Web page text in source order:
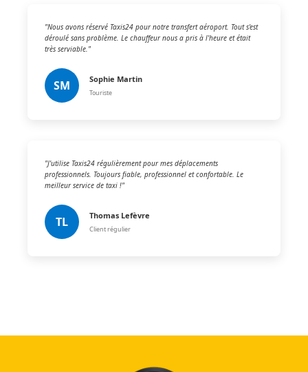
"Nous avons réservé Taxis24 pour notre transfert aéroport. Tout s'est
déroulé sans problème. Le chauffeur nous a pris à l'heure et était
très serviable."
SM Sophie Martin
Touriste
"J'utilise Taxis24 régulièrement pour mes déplacements
professionnels. Toujours fiable, professionnel et confortable. Le
meilleur service de taxi !"
TL Thomas Lefèvre
Client régulier